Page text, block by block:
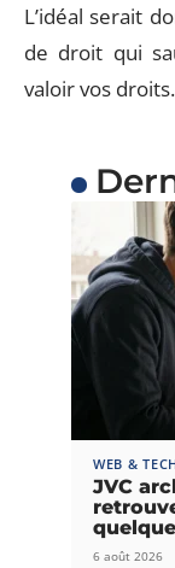
L’idéal serait
de droit qui
valoir vos droits.
WEB &
JVC
6 août 2026